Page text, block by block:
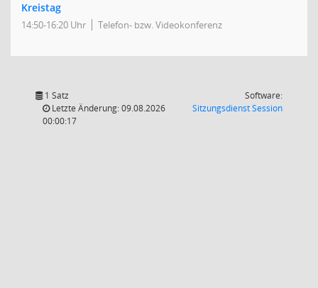
Kreistag
14:50-16:20 Uhr Telefon- bzw. Videokonferenz
1 Satz
Letzte Änderung: 09.08.2026
00:00:17
Software:
SitzungsdienstSession(Wird in